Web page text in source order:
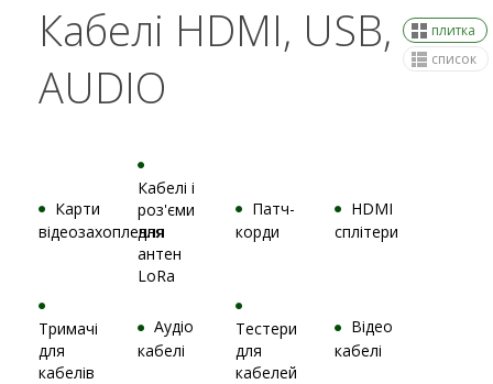
Кабелі HDMI, USB,
AUDIO
плитка
список
Карти
відеозахоплення
Кабелі і
роз'єми
для
антен
LoRa
Патч-
корди
HDMI
сплітери
Тримачі
для
кабелів
Аудіо
кабелі
Тестери
для
кабелей
Відео
кабелі